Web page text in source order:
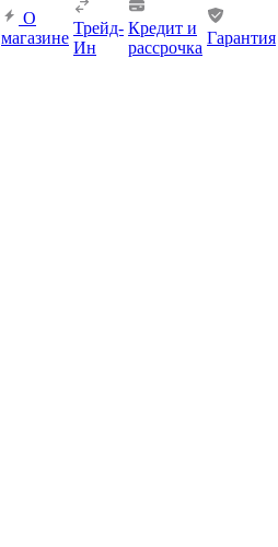
О
магазине
Трейд-
Ин
Кредит и
рассрочка
Гарантия